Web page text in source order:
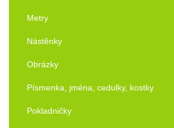
Metry
Nástěnky
Obrázky
Písmenka, jména, cedulky, kostky
Pokladničky